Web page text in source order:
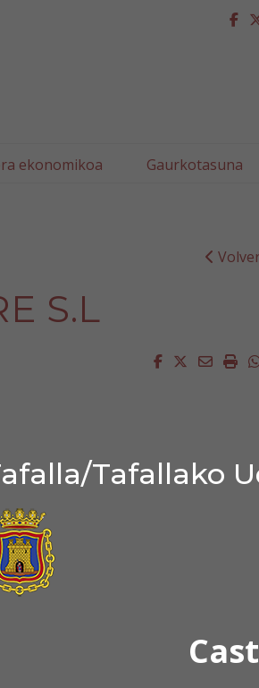
Tafallako
ekonomikoa Gaurkotasuna
S.L
Facebook
Twitter
Email